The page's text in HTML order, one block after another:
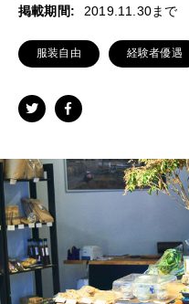
掲載期間: 2019.11.30まで
服装自由 経験者優遇